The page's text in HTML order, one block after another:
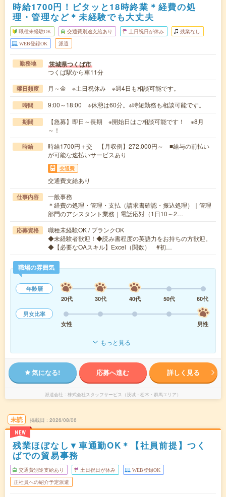
時給1700円！ピタッと18時終業＊経費の処
理・管理など＊未経験でも大丈夫
職種未経験OK 交通費別途支給あり 土日祝日が休み 残業なし
WEB登録OK 派遣
勤務地 茨城県つくば市
つくば駅から車11分
曜日頻度 月～金 ※土日祝休み ※週4日も相談可能です。
時間 9:00～18:00 ※休憩は60分。※時短勤務も相談可能です。
期間
【急募】即日～長期 ※開始日はご相談可能です！ ※8月
～！
時給
時給1700円＋交 【月収例】272,000円～ ■給与の前払い
が可能な速払いサービスあり
交通費
交通費支給あり
仕事内容
一般事務
＊経費の処理・管理・支払（請求書確認・振込処理）｜管理
部門のアシスタント業務｜電話応対（1日10～2…
応募資格
職種未経験OK / ブランクOK
◆未経験者歓迎！◆読み書程度の英語力をお持ちの方歓迎。
◆【必要なOAスキル】Excel（関数） #初…
職場の雰囲気
年齢層
20代
30代 40代 50代
60代
男女比率
女性
男性
もっと見る
気になる! 応募へ進む 詳しく見る
派遣会社 株式会社スタッフサービス（茨城・栃木・群馬エリア）
未読
NEW
掲載日 2026/08/06
残業ほぼなし▼車通勤OK＊【社員前提】つく
ばでの貿易事務
交通費別途支給あり 土日祝日が休み WEB登録OK
正社員への紹介予定派遣